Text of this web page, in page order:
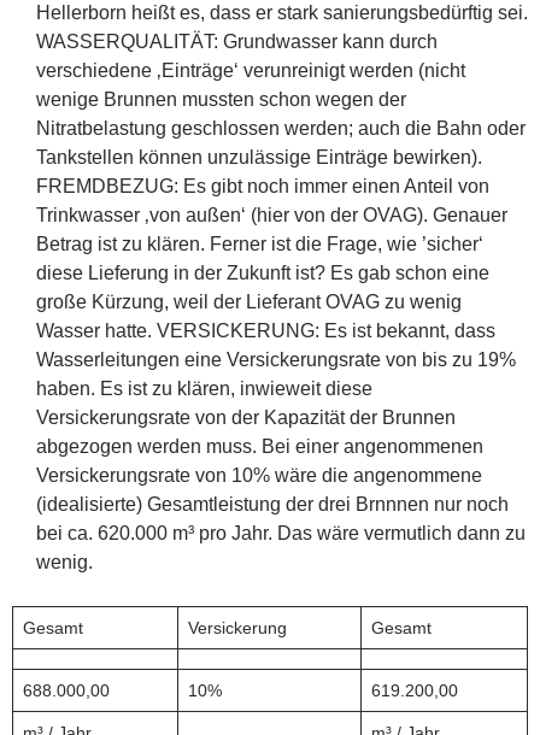
Hellerborn heißt es, dass er stark sanierungsbedürftig sei.
WASSERQUALITÄT: Grundwasser kann durch
verschiedene ‚Einträge‘ verunreinigt werden (nicht
wenige Brunnen mussten schon wegen der
Nitratbelastung geschlossen werden; auch die Bahn oder
Tankstellen können unzulässige Einträge bewirken).
FREMDBEZUG: Es gibt noch immer einen Anteil von
Trinkwasser ‚von außen‘ (hier von der OVAG). Genauer
Betrag ist zu klären. Ferner ist die Frage, wie ’sicher‘
diese Lieferung in der Zukunft ist? Es gab schon eine
große Kürzung, weil der Lieferant OVAG zu wenig
Wasser hatte. VERSICKERUNG: Es ist bekannt, dass
Wasserleitungen eine Versickerungsrate von bis zu 19%
haben. Es ist zu klären, inwieweit diese
Versickerungsrate von der Kapazität der Brunnen
abgezogen werden muss. Bei einer angenommenen
Versickerungsrate von 10% wäre die angenommene
(idealisierte) Gesamtleistung der drei Brnnnen nur noch
bei ca. 620.000 m³ pro Jahr. Das wäre vermutlich dann zu
wenig.
Gesamt Versickerung Gesamt
688.000,00 10% 619.200,00